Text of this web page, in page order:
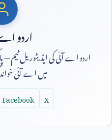
اردو
اردو اے آئی کی ایڈیٹوریل ٹیم
میں اے آئی
X
Facebook